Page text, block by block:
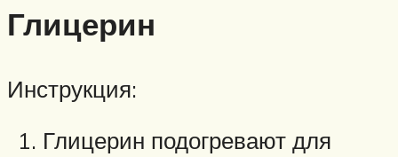
Глицерин
Инструкция:
Глицерин подогревают для